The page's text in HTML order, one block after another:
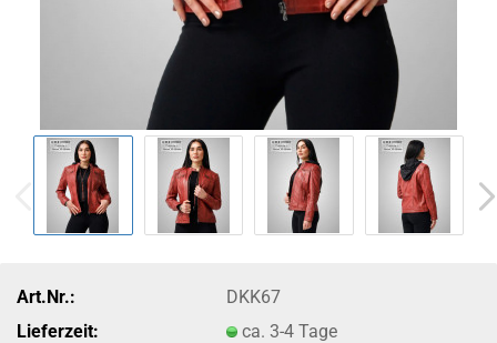
Art.Nr.:
DKK67
Lieferzeit:
ca. 3-4 Tage